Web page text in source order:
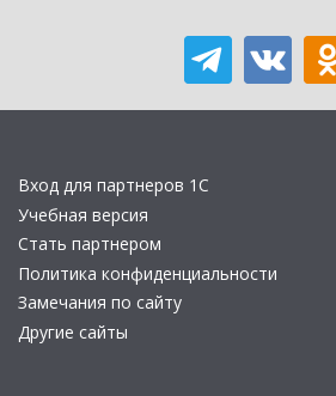
Вход для партнеров 1С
Учебная версия
Стать партнером
Политика конфиденциальности
Замечания по сайту
Другие сайты